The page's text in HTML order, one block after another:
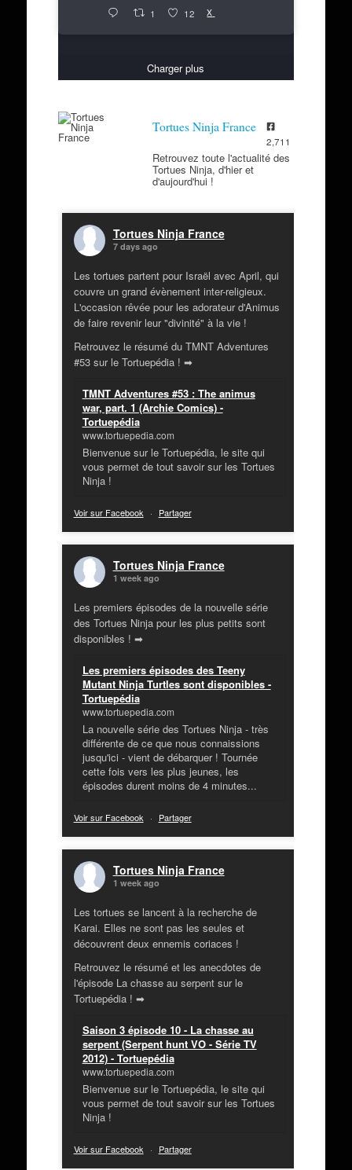
1 12 X
Charger plus
Tortues Ninja France
2,711
Retrouvez toute l'actualité des
Tortues Ninja, d'hier et
d'aujourd'hui !
Tortues Ninja France
7 days ago
Les tortues partent pour Israël avec April, qui
couvre un grand évènement inter-religieux.
L'occasion rêvée pour les adorateur d'Animus
de faire revenir leur "divinité" à la vie !
Retrouvez le résumé du TMNT Adventures
#53 sur le Tortuepédia ! ➡
TMNT Adventures #53 : The animus
war, part. 1 (Archie Comics) -
Tortuepédia
www.tortuepedia.com
Bienvenue sur le Tortuepédia, le site qui
vous permet de tout savoir sur les Tortues
Ninja !
Voir sur Facebook · Partager
Tortues Ninja France
1 week ago
Les premiers épisodes de la nouvelle série
des Tortues Ninja pour les plus petits sont
disponibles ! ➡
Les premiers épisodes des Teeny
Mutant Ninja Turtles sont disponibles -
Tortuepédia
www.tortuepedia.com
La nouvelle série des Tortues Ninja - très
différente de ce que nous connaissions
jusqu'ici - vient de débarquer ! Tournée
cette fois vers les plus jeunes, les
épisodes durent moins de 4 minutes...
Voir sur Facebook · Partager
Tortues Ninja France
1 week ago
Les tortues se lancent à la recherche de
Karai. Elles ne sont pas les seules et
découvrent deux ennemis coriaces !
Retrouvez le résumé et les anecdotes de
l'épisode La chasse au serpent sur le
Tortuepédia ! ➡
Saison 3 épisode 10 - La chasse au
serpent (Serpent hunt VO - Série TV
2012) - Tortuepédia
www.tortuepedia.com
Bienvenue sur le Tortuepédia, le site qui
vous permet de tout savoir sur les Tortues
Ninja !
Voir sur Facebook · Partager